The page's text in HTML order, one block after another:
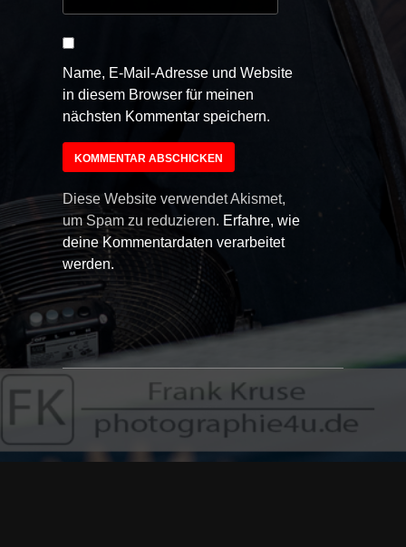
Name, E-Mail-Adresse und Website
in diesem Browser für meinen
nächsten Kommentar speichern.
Diese Website verwendet Akismet,
um Spam zu reduzieren. Erfahre, wie
deine Kommentardaten verarbeitet
werden.